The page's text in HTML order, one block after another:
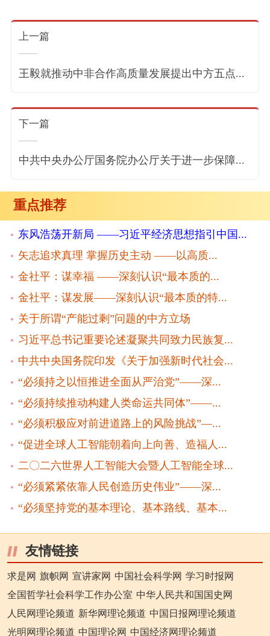
上一篇
王毅就推动中非合作高质量发展提出中方五点...
下一篇
中共中央办公厅国务院办公厅关于进一步保障...
重点推荐
东风浩荡开新局 ——习近平经济思想指引中国...
矢志追求真理 掌握历史主动 ——以高质...
金社平：谋幸福 ——深刻认识“最本质的...
金社平：谋发展——深刻认识“最本质的特...
关于所谓“产能过剩”问题的中方立场
习近平总书记重要论述凝聚共同致力民族复...
中共中央国务院印发《关于加强新时代社会...
“必须持之以恒推进全面从严治党”——深...
“必须持续推动构建人类命运共同体”——...
“必须积极应对前进道路上的风险挑战”—...
“促进全球人工智能朝着向上向善、造福人...
二〇二六世界人工智能大会暨人工智能全球...
“必须紧紧依靠人民创造历史伟业”——深...
“必须坚持党的基本理论、基本路线、基本...
友情链接
求是网 旗帜网 宣讲家网 中国社会科学网 学习时报网
全国哲学社会科学工作办公室 中华人民共和国国史网
人民网理论频道 新华网理论频道 中国日报网理论频道
光明网理论频道 中国理论网 中国经济网理论频道